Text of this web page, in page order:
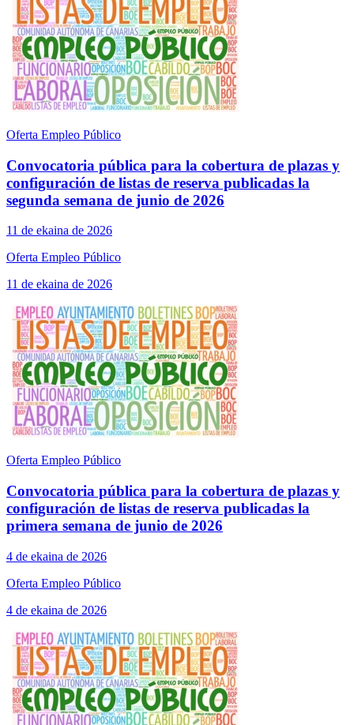
Oferta Empleo Público
Convocatoria pública para la cobertura de plazas y
configuración de listas de reserva publicadas la
segunda semana de junio de 2026
11 de ekaina de 2026
Oferta Empleo Público
11 de ekaina de 2026
Oferta Empleo Público
Convocatoria pública para la cobertura de plazas y
configuración de listas de reserva publicadas la
primera semana de junio de 2026
4 de ekaina de 2026
Oferta Empleo Público
4 de ekaina de 2026